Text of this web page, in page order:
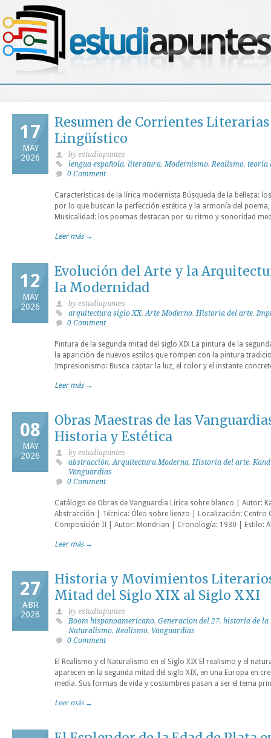
17
MAY
2026
Resumen de Corrientes
Lingüístico
by estudiapuntes
lengua española, literatura,Modernismo,Realismo, teoría
0 Comment
Características de la lírica modernista Búsqueda de la belleza:
por lo que buscan la perfección estética y la armonía del
Musicalidad: los poemas destacan por su ritmo y sonoridad
Leer más →
12
MAY
2026
Evolución del Arte y la
la Modernidad
by estudiapuntes
arquitectura siglo XX,Arte Moderno,Historia del arte,
0 Comment
Pintura de la segunda mitad del siglo XIX La pintura de la
la aparición de nuevos estilos que rompen con la pintura
Impresionismo: Busca captar la luz, el color y el instante
Leer más →
08
MAY
2026
Obras Maestras de las
Historia y Estética
by estudiapuntes
abstracción,Arquitectura Moderna,Historia del arte,
Vanguardias
0 Comment
Catálogo de Obras de Vanguardia Lírica sobre blanco | Autor:
Abstracción | Técnica: Óleo sobre lienzo | Localización: Centro
Composición II | Autor: Mondrian | Cronología: 1930 | Estilo:
Leer más →
27
ABR
2026
Historia y Movimientos
Mitad del Siglo XIX al Siglo XXI
by estudiapuntes
Boom hispanoamericano, Generacion del 27, historia de
Naturalismo,Realismo, Vanguardias
0 Comment
El Realismo y el Naturalismo en el Siglo XIX El realismo y el
aparecen en la segunda mitad del siglo XIX, en una Europa en
media. Sus formas de vida y costumbres pasan a ser el tema
Leer más →